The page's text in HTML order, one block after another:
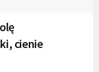
cienie